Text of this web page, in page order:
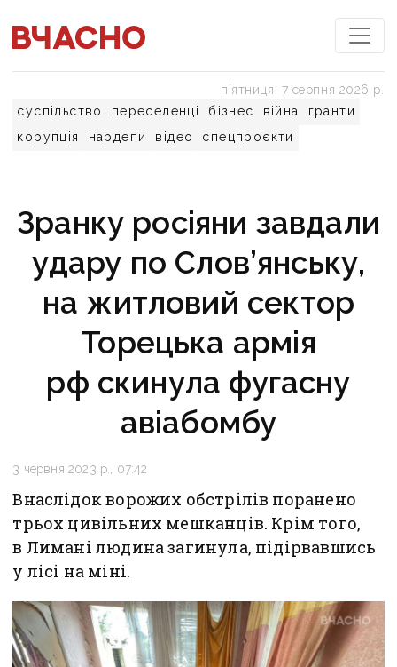
суспільство переселенці бізнес війна
гранти
корупція
нардепи відео спецпроєкти
пʼятниця, 7 серпня 2026 р.
Зранку росіяни завдали
удару по Слов’янську,
на житловий сектор
Торецька армія
рф скинула фугасну
авіабомбу
3 червня 2023 р., 07:42
Внаслідок ворожих обстрілів поранено
трьох цивільних мешканців. Крім того,
в Лимані людина загинула, підірвавшись
у лісі на міні.